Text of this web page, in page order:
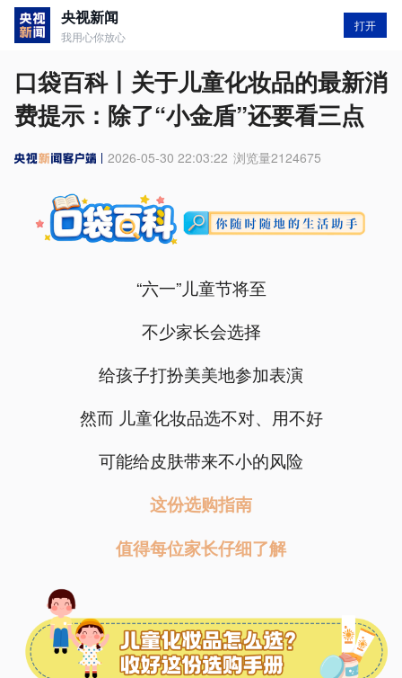
央视新闻
我用心你放心
打开
口袋百科丨关于儿童化妆品的最新消
费提示：除了“小金盾”还要看三点
2026-05-30 22:03:22 浏览量2124675
“六一”儿童节将至
不少家长会选择
给孩子打扮美美地参加表演
然而 儿童化妆品选不对、用不好
可能给皮肤带来不小的风险
这份选购指南
值得每位家长仔细了解